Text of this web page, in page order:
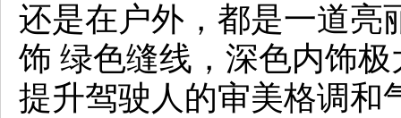
还是在户外，都是一道亮
饰 绿色缝线，深色内饰
提升驾驶人的审美格调和